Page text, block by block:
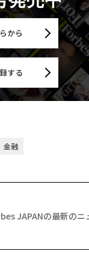
から
する
金融
JAPANの最新のニ